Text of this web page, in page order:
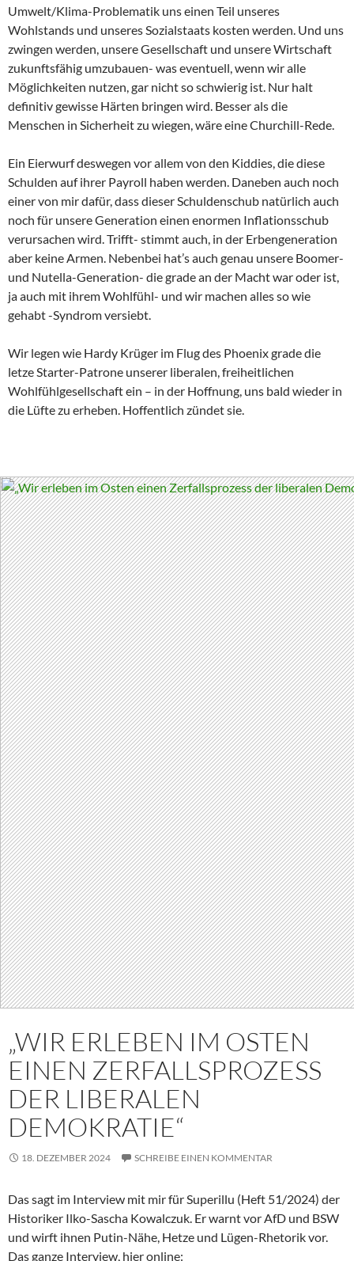
Umwelt/Klima-Problematik uns einen Teil unseres
Wohlstands und unseres Sozialstaats kosten werden. Und uns
zwingen werden, unsere Gesellschaft und unsere Wirtschaft
zukunftsfähig umzubauen- was eventuell, wenn wir alle
Möglichkeiten nutzen, gar nicht so schwierig ist. Nur halt
definitiv gewisse Härten bringen wird. Besser als die
Menschen in Sicherheit zu wiegen, wäre eine Churchill-Rede.
Ein Eierwurf deswegen vor allem von den Kiddies, die diese
Schulden auf ihrer Payroll haben werden. Daneben auch noch
einer von mir dafür, dass dieser Schuldenschub natürlich auch
noch für unsere Generation einen enormen Inflationsschub
verursachen wird. Trifft- stimmt auch, in der Erbengeneration
aber keine Armen. Nebenbei hat’s auch genau unsere Boomer-
und Nutella-Generation- die grade an der Macht war oder ist,
ja auch mit ihrem Wohlfühl- und wir machen alles so wie
gehabt -Syndrom versiebt.
Wir legen wie Hardy Krüger im Flug des Phoenix grade die
letze Starter-Patrone unserer liberalen, freiheitlichen
Wohlfühlgesellschaft ein – in der Hoffnung, uns bald wieder in
die Lüfte zu erheben. Hoffentlich zündet sie.
„WIR ERLEBEN IM OSTEN
EINEN ZERFALLSPROZESS
DER LIBERALEN
DEMOKRATIE“
18. DEZEMBER 2024 SCHREIBE EINEN KOMMENTAR
Das sagt im Interview mit mir für Superillu (Heft 51/2024) der
Historiker Ilko-Sascha Kowalczuk. Er warnt vor AfD und BSW
und wirft ihnen Putin-Nähe, Hetze und Lügen-Rhetorik vor.
Das ganze Interview, hier online: